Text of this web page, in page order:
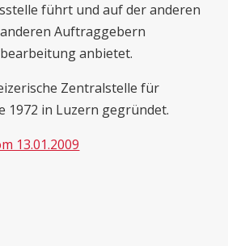
führt und auf der anderen
Auftraggebern
anbietet.
Zentralstelle für
1972 in Luzern gegründet.
13.01.2009